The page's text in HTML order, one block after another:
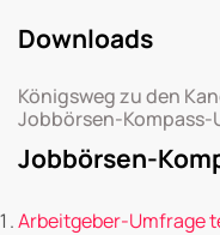
Downloads
Königsweg zu den
Jobbörsen-Kompass-
Jobbörsen-
Arbeitgeber-Umfrage